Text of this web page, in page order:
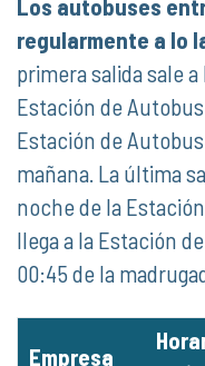
Los autobuses
regularmente a lo
primera salida sale
Estación de
Estación de
mañana. La última
noche de la
llega a la Estación
00:45 de la
Empresa